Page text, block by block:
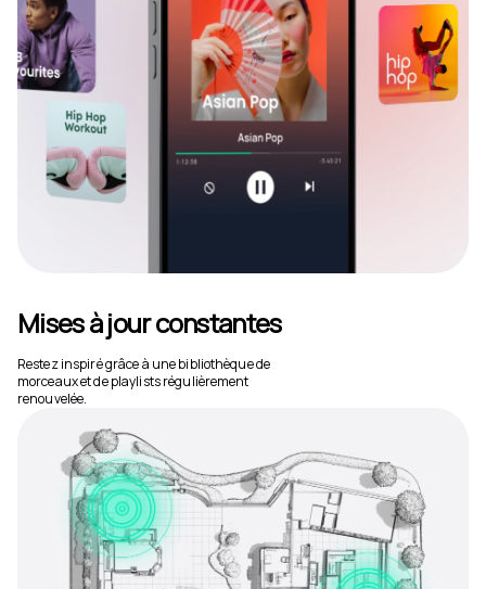
Mises à jour constantes
Restez inspiré grâce à une bibliothèque de
morceaux et de playlists régulièrement
renouvelée.